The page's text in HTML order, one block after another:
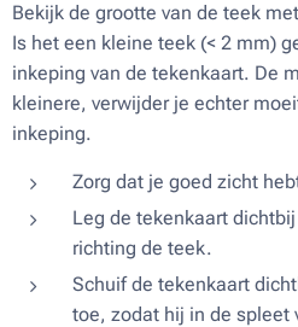
Bekijk de grootte van de teek
Is het een kleine teek (< 2 mm)
inkeping van de tekenkaart. De
kleinere, verwijder je echter
inkeping.
Zorg dat je goed zicht
Leg de tekenkaart
richting de teek.
Schuif de tekenkaart
toe, zodat hij in de spleet